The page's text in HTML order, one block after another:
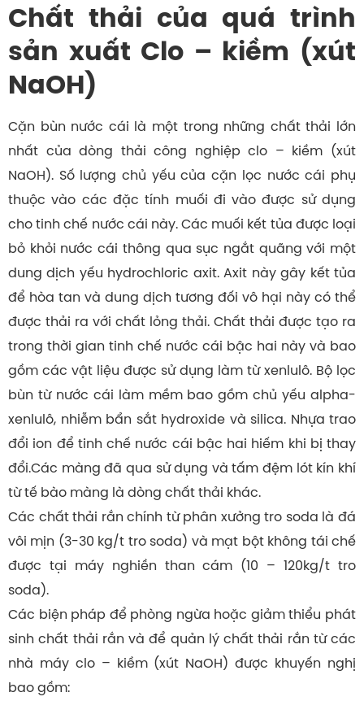
Chất thải của quá trình
sản xuất Clo – kiềm (xút
NaOH)
Cặn bùn nước cái là một trong những chất thải lớn
nhất của dòng thải công nghiệp clo – kiềm (xút
NaOH). Số lượng chủ yếu của cặn lọc nước cái phụ
thuộc vào các đặc tính muối đi vào được sử dụng
cho tinh chế nước cái này. Các muối kết tủa được loại
bỏ khỏi nước cái thông qua sục ngắt quãng với một
dung dịch yếu hydrochloric axit. Axit này gây kết tủa
để hòa tan và dung dịch tương đối vô hại này có thể
được thải ra với chất lỏng thải. Chất thải được tạo ra
trong thời gian tinh chế nước cái bậc hai này và bao
gồm các vật liệu được sử dụng làm từ xenlulô. Bộ lọc
bùn từ nước cái làm mềm bao gồm chủ yếu alpha-
xenlulô, nhiễm bẩn sắt hydroxide và silica. Nhựa trao
đổi ion để tinh chế nước cái bậc hai hiếm khi bị thay
đổi.Các màng đã qua sử dụng và tấm đệm lót kín khí
từ tế bào màng là dòng chất thải khác.
Các chất thải rắn chính từ phân xưởng tro soda là đá
vôi mịn (3-30 kg/t tro soda) và mạt bột không tái chế
được tại máy nghiền than cám (10 – 120kg/t tro
soda).
Các biện pháp để phòng ngừa hoặc giảm thiểu phát
sinh chất thải rắn và để quản lý chất thải rắn từ các
nhà máy clo – kiềm (xút NaOH) được khuyến nghị
bao gồm: